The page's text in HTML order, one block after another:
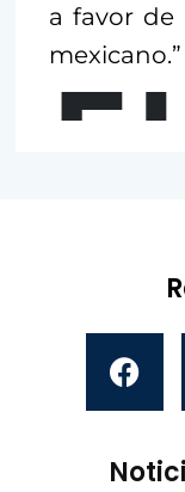
a favor de
mexicano.”